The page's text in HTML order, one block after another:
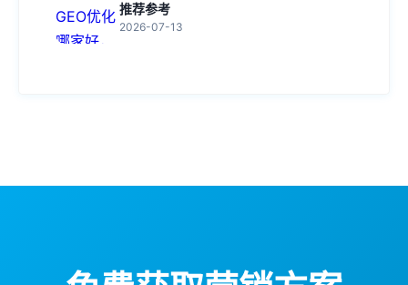
推荐参考
2026-07-13